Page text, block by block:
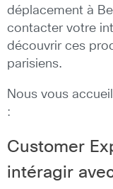
déplacement à
contacter votre
découvrir ces
parisiens.
Nous vous
:
Customer
intéragir